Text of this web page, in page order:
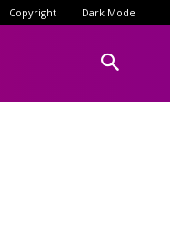
Copyright Dark Mode